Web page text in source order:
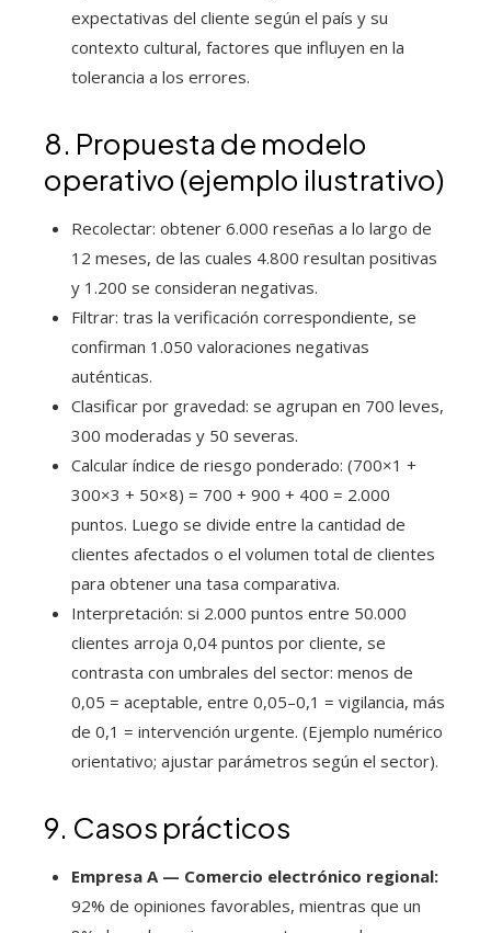
expectativas del cliente según el país y su
contexto cultural, factores que influyen en la
tolerancia a los errores.
8. Propuesta de modelo
operativo (ejemplo ilustrativo)
Recolectar: obtener 6.000 reseñas a lo largo de
12 meses, de las cuales 4.800 resultan positivas
y 1.200 se consideran negativas.
Filtrar: tras la verificación correspondiente, se
confirman 1.050 valoraciones negativas
auténticas.
Clasificar por gravedad: se agrupan en 700 leves,
300 moderadas y 50 severas.
Calcular índice de riesgo ponderado: (700×1 +
300×3 + 50×8) = 700 + 900 + 400 = 2.000
puntos. Luego se divide entre la cantidad de
clientes afectados o el volumen total de clientes
para obtener una tasa comparativa.
Interpretación: si 2.000 puntos entre 50.000
clientes arroja 0,04 puntos por cliente, se
contrasta con umbrales del sector: menos de
0,05 = aceptable, entre 0,05–0,1 = vigilancia, más
de 0,1 = intervención urgente. (Ejemplo numérico
orientativo; ajustar parámetros según el sector).
9. Casos prácticos
Empresa A — Comercio electrónico regional:
92% de opiniones favorables, mientras que un